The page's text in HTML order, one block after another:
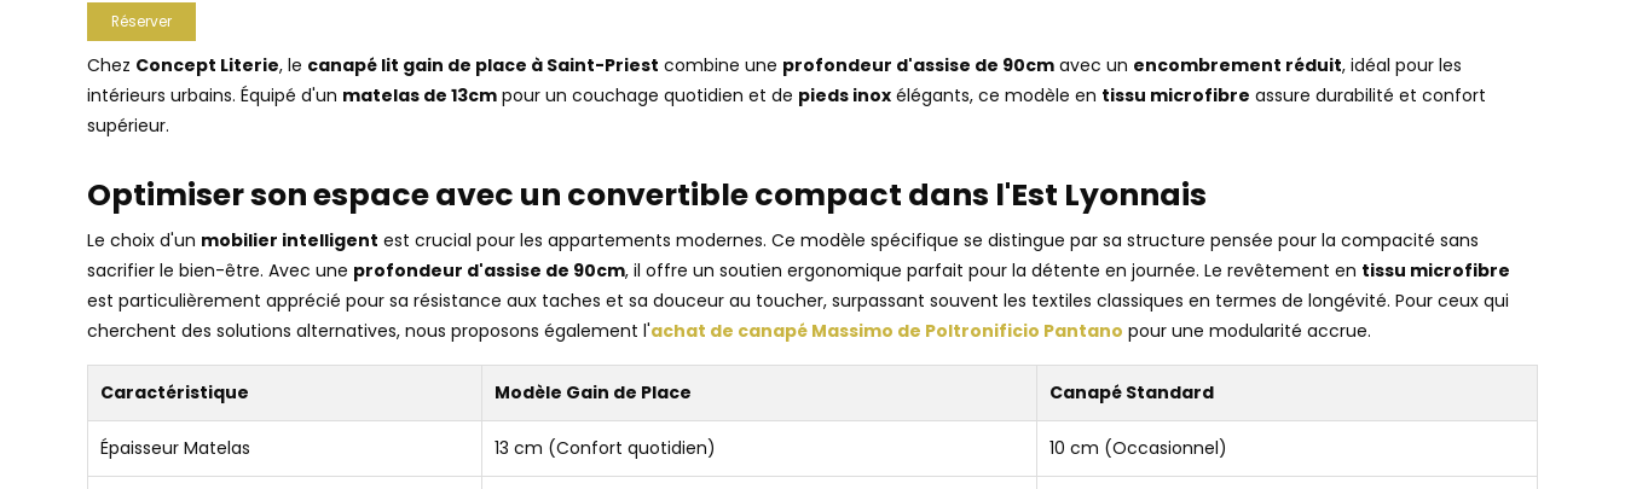
Réserver
Chez Concept Literie, le canapé lit gain de place à Saint-Priest combine une profondeur d'assise de 90cm avec un encombrement réduit, idéal pour les
intérieurs urbains. Équipé d'un matelas de 13cm pour un couchage quotidien et de pieds inox élégants, ce modèle en tissu microfibre assure durabilité et confort
supérieur.
Optimiser son espace avec un convertible compact dans l'Est Lyonnais
Le choix d'un mobilier intelligent est crucial pour les appartements modernes. Ce modèle spécifique se distingue par sa structure pensée pour la compacité sans
sacrifier le bien-être. Avec une profondeur d'assise de 90cm, il offre un soutien ergonomique parfait pour la détente en journée. Le revêtement en tissu microfibre
est particulièrement apprécié pour sa résistance aux taches et sa douceur au toucher, surpassant souvent les textiles classiques en termes de longévité. Pour ceux qui
cherchent des solutions alternatives, nous proposons également l'achat de canapé Massimo de Poltronificio Pantano pour une modularité accrue.
Caractéristique Modèle Gain de Place Canapé Standard
Épaisseur Matelas 13 cm (Confort quotidien) 10 cm (Occasionnel)